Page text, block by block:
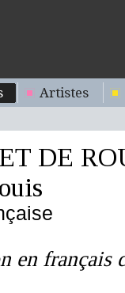
Artistes
DE
en français